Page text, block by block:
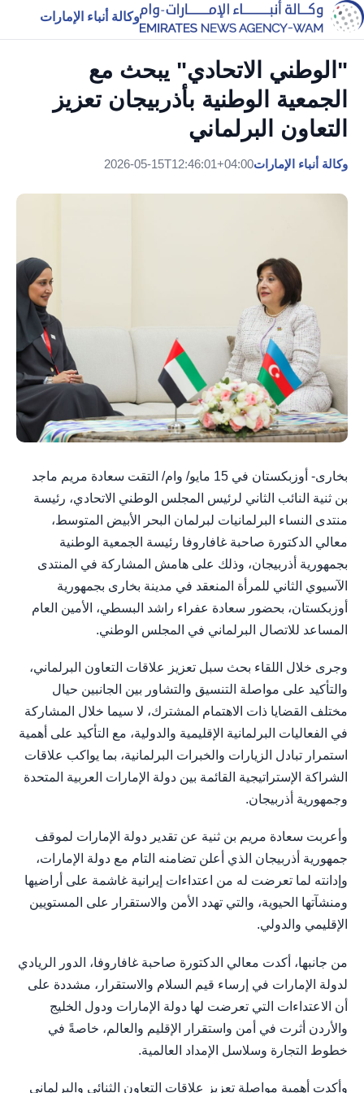
وكالة أنباء الإمارات
"الوطني الاتحادي" يبحث مع
الجمعية الوطنية بأذربيجان تعزيز
التعاون البرلماني
وكالة أنباء الإمارات2026-05-15T12:46:01+04:00
بخارى- أوزبكستان في 15 مايو/ وام/ التقت سعادة مريم ماجد
بن ثنية النائب الثاني لرئيس المجلس الوطني الاتحادي، رئيسة
منتدى النساء البرلمانيات لبرلمان البحر الأبيض المتوسط،
معالي الدكتورة صاحبة غافاروفا رئيسة الجمعية الوطنية
بجمهورية أذربيجان، وذلك على هامش المشاركة في المنتدى
الآسيوي الثاني للمرأة المنعقد في مدينة بخارى بجمهورية
أوزبكستان، بحضور سعادة عفراء راشد البسطي، الأمين العام
المساعد للاتصال البرلماني في المجلس الوطني.
وجرى خلال اللقاء بحث سبل تعزيز علاقات التعاون البرلماني،
والتأكيد على مواصلة التنسيق والتشاور بين الجانبين حيال
مختلف القضايا ذات الاهتمام المشترك، لا سيما خلال المشاركة
في الفعاليات البرلمانية الإقليمية والدولية، مع التأكيد على أهمية
استمرار تبادل الزيارات والخبرات البرلمانية، بما يواكب علاقات
الشراكة الإستراتيجية القائمة بين دولة الإمارات العربية المتحدة
وجمهورية أذربيجان.
وأعربت سعادة مريم بن ثنية عن تقدير دولة الإمارات لموقف
جمهورية أذربيجان الذي أعلن تضامنه التام مع دولة الإمارات،
وإدانته لما تعرضت له من اعتداءات إيرانية غاشمة على أراضيها
ومنشآتها الحيوية، والتي تهدد الأمن والاستقرار على المستويين
الإقليمي والدولي.
من جانبها، أكدت معالي الدكتورة صاحبة غافاروفا، الدور الريادي
لدولة الإمارات في إرساء قيم السلام والاستقرار، مشددة على
أن الاعتداءات التي تعرضت لها دولة الإمارات ودول الخليج
والأردن أثرت في أمن واستقرار الإقليم والعالم، خاصةً في
خطوط التجارة وسلاسل الإمداد العالمية.
وأكدت أهمية مواصلة تعزيز علاقات التعاون الثنائي والبرلماني